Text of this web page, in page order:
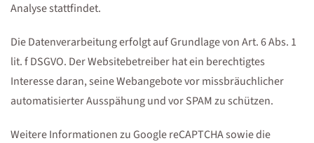
Analyse stattfindet.
Die Datenverarbeitung erfolgt auf Grundlage von Art. 6 Abs. 1
lit. f DSGVO. Der Websitebetreiber hat ein berechtigtes
Interesse daran, seine Webangebote vor missbräuchlicher
automatisierter Ausspähung und vor SPAM zu schützen.
Weitere Informationen zu Google reCAPTCHA sowie die